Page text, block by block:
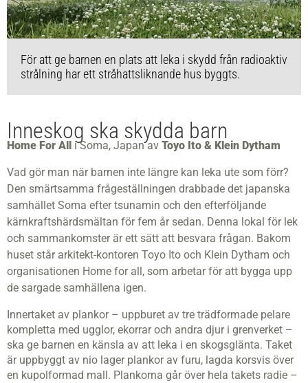
För att ge barnen en plats att leka i skydd från radioaktiv
strålning har ett stråhattsliknande hus byggts.
Inneskog ska skydda barn
Home For All i Soma, Japan av Toyo Ito & Klein Dytham
Vad gör man när barnen inte längre kan leka ute som förr?
Den smärtsamma frågeställningen drabbade det japanska
samhället Soma efter tsunamin och den efterföljande
kärnkraftshärdsmältan för fem år sedan. Denna lokal för lek
och sammankomster är ett sätt att besvara frågan. Bakom
huset står arkitekt-kontoren Toyo Ito och Klein Dytham och
organisationen Home for all, som arbetar för att bygga upp
de sargade samhällena igen.
Innertaket av plankor – uppburet av tre trädformade pelare
kompletta med ugglor, ekorrar och andra djur i grenverket –
ska ge barnen en känsla av att leka i en skogsglänta. Taket
är uppbyggt av nio lager plankor av furu, lagda korsvis över
en kupolformad mall. Plankorna går över hela takets radie –